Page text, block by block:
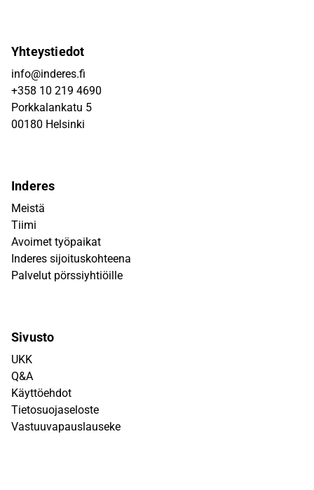
Yhteystiedot
info@inderes.fi
+358 10 219 4690
Porkkalankatu 5
00180 Helsinki
Inderes
Meistä
Tiimi
Avoimet työpaikat
Inderes sijoituskohteena
Palvelut pörssiyhtiöille
Sivusto
UKK
Q&A
Käyttöehdot
Tietosuojaseloste
Vastuuvapauslauseke